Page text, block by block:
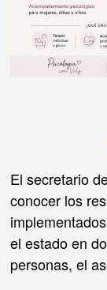
El secretario
conocer los
el estado en
personas, el